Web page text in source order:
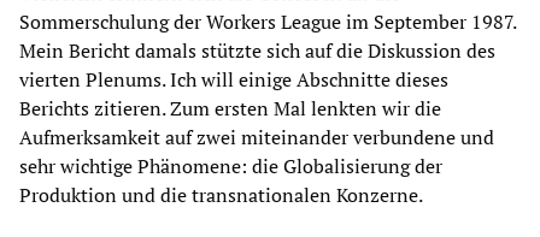
Sommerschulung der Workers League im September 1987.
Mein Bericht damals stützte sich auf die Diskussion des
vierten Plenums. Ich will einige Abschnitte dieses
Berichts zitieren. Zum ersten Mal lenkten wir die
Aufmerksamkeit auf zwei miteinander verbundene und
sehr wichtige Phänomene: die Globalisierung der
Produktion und die transnationalen Konzerne.